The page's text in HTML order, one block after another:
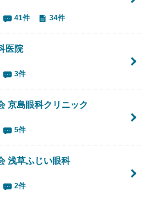
41件 34件
医院
3件
京島眼科クリニック
5件
浅草ふじい眼科
2件